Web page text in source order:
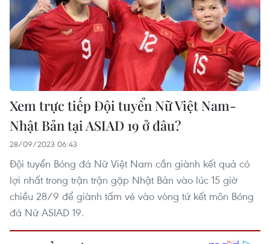
Xem trực tiếp Đội tuyển Nữ Việt Nam-
Nhật Bản tại ASIAD 19 ở đâu?
28/09/2023 06:43
Đội tuyển Bóng đá Nữ Việt Nam cần giành kết quả có
lợi nhất trong trận trận gặp Nhật Bản vào lúc 15 giờ
chiều 28/9 để giành tấm vé vào vòng tứ kết môn Bóng
đá Nữ ASIAD 19.